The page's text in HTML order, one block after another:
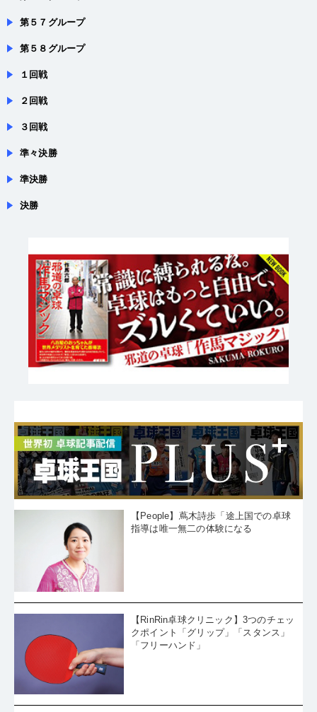
第５７グループ
第５８グループ
１回戦
２回戦
３回戦
準々決勝
準決勝
決勝
【People】蔦木詩歩「途上国での卓球
指導は唯一無二の体験になる
【RinRin卓球クリニック】3つのチェッ
クポイント「グリップ」「スタンス」
「フリーハンド」